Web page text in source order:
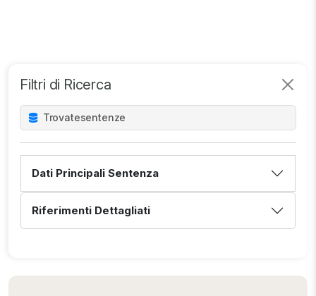
Filtri di Ricerca
Trovatesentenze
Dati Principali Sentenza
Riferimenti Dettagliati